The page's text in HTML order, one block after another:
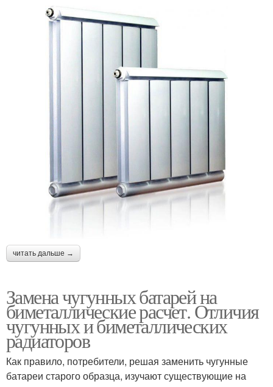
читать дальше →
Замена чугунных батарей на
биметаллические расчет. Отличия
чугунных и биметаллических
радиаторов
Как правило, потребители, решая заменить чугунные
батареи старого образца, изучают существующие на